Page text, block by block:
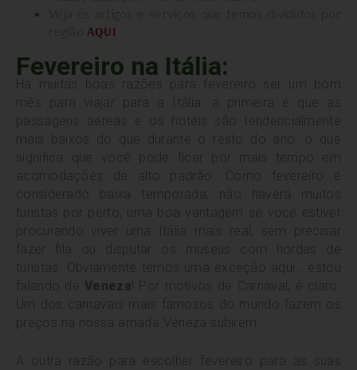
Veja os artigos e serviços que temos divididos por
região AQUI
Fevereiro na Itália:
Há muitas boas razões para fevereiro ser um bom
mês para viajar para a Itália: a primeira é que as
passagens aéreas e os hotéis são tendencialmente
mais baixos do que durante o resto do ano, o que
significa que você pode ficar por mais tempo em
acomodações de alto padrão. Como fevereiro é
considerado baixa temporada, não haverá muitos
turistas por perto, uma boa vantagem se você estiver
procurando viver uma Itália mais real, sem precisar
fazer fila ou disputar os museus com hordas de
turistas.
Obviamente temos uma exceção aqui… estou
falando de Veneza! Por motivos de Carnaval, é claro.
Um dos carnavais mais famosos do mundo fazem os
preços na nossa amada Veneza subirem.
A outra razão para escolher fevereiro para as suas